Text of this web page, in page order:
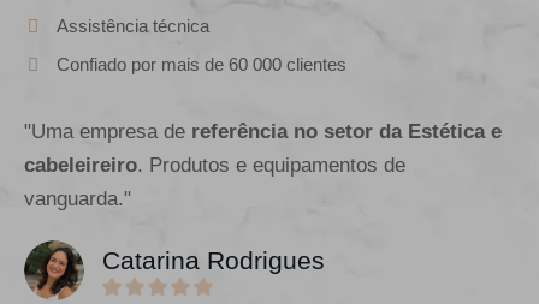
Assistência técnica
Confiado por mais de 60 000 clientes
"Uma empresa de referência no setor da Estética e
cabeleireiro. Produtos e equipamentos de
vanguarda."
Catarina Rodrigues